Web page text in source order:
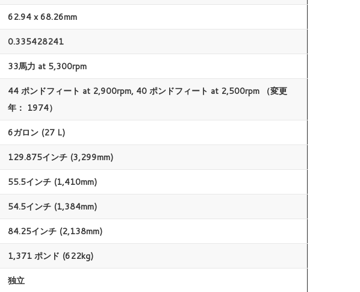
62.94 x 68.26mm
0.335428241
33馬力 at 5,300rpm
44 ポンドフィート at 2,900rpm, 40 ポンドフィート at 2,500rpm （変更
年： 1974）
6ガロン (27 L)
129.875インチ (3,299mm)
55.5インチ (1,410mm)
54.5インチ (1,384mm)
84.25インチ (2,138mm)
1,371 ポンド (622kg)
独立